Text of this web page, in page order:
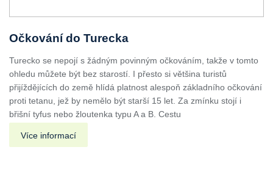
Očkování do Turecka
Turecko se nepojí s žádným povinným očkováním, takže v tomto
ohledu můžete být bez starostí. I přesto si většina turistů
přijíždějících do země hlídá platnost alespoň základního očkování
proti tetanu, jež by nemělo být starší 15 let. Za zmínku stojí i
břišní tyfus nebo žloutenka typu A a B. Cestu
Více informací